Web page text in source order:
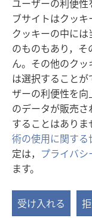
ユーザーの利便
ブサイトはクッキ
クッキーの中に
のものもあり，
ん。その他のク
は選択すること
ザーの利便性を向
のデータが販売
することはありま
術の使用に関す
定は， プライバシ
ます。
受け入れる
し
い
タ
ブ
で
開
く）
ものみの塔 オン
（新
し
い
タ
ブ
で
開
く）
JW Hub ®
（新
し
い
タ
ブ
で
開
く）
JW Library ®
Watchtower
Copyright
利用規約